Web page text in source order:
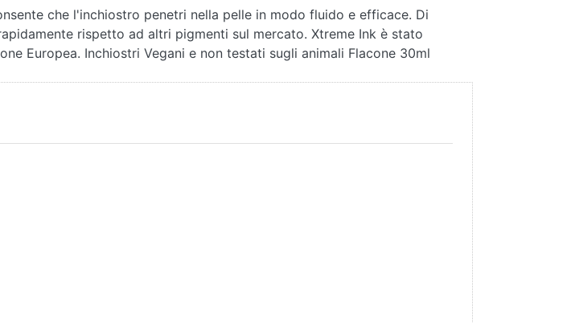
che l'inchiostro penetri nella pelle in modo fluido e efficace. Di
rispetto ad altri pigmenti sul mercato. Xtreme Ink è stato
Europea. Inchiostri Vegani e non testati sugli animali Flacone 30ml